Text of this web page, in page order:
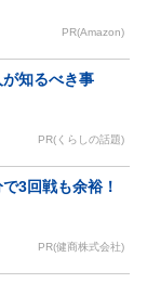
PR(Amazon)
知るべき事
PR(くらしの話題)
3回戦も余裕！
PR(健商株式会社)